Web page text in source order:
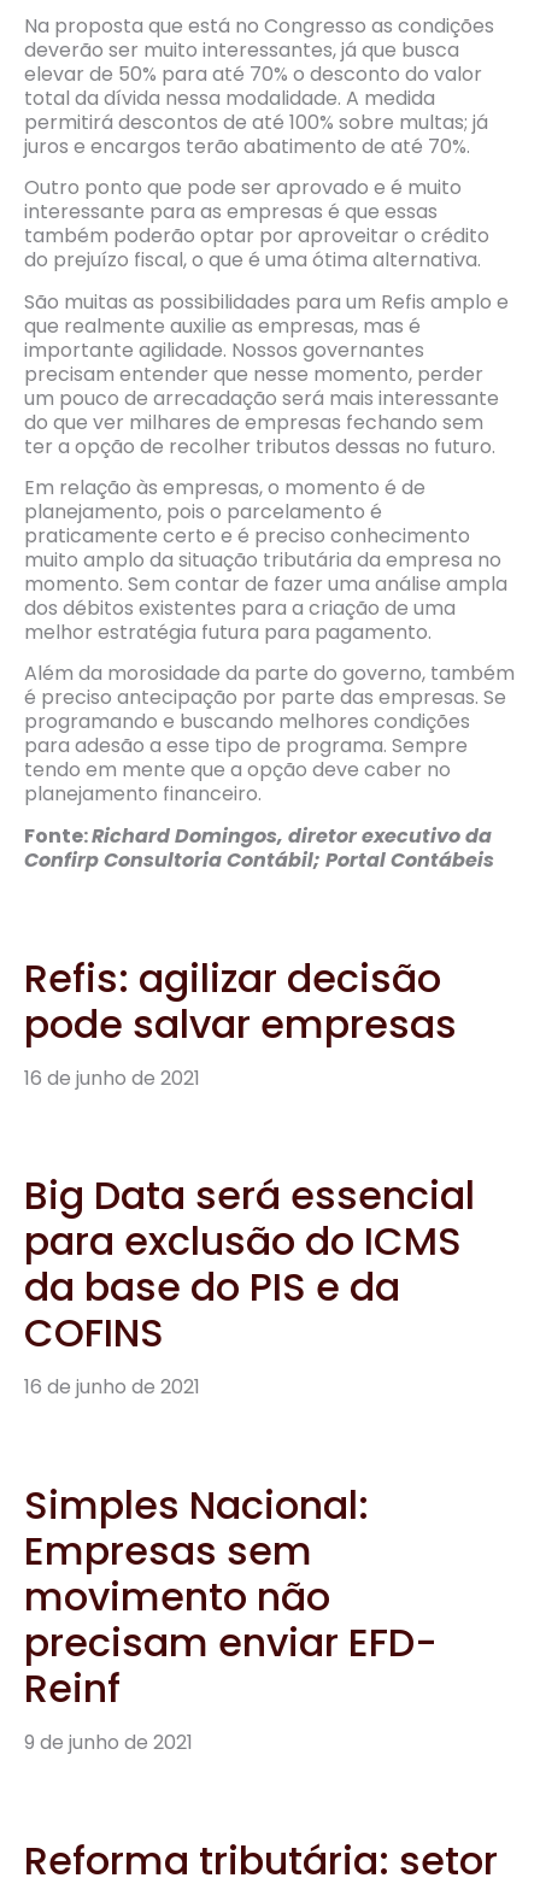
Na proposta que está no Congresso as condições
deverão ser muito interessantes, já que busca
elevar de 50% para até 70% o desconto do valor
total da dívida nessa modalidade. A medida
permitirá descontos de até 100% sobre multas; já
juros e encargos terão abatimento de até 70%.
Outro ponto que pode ser aprovado e é muito
interessante para as empresas é que essas
também poderão optar por aproveitar o crédito
do prejuízo fiscal, o que é uma ótima alternativa.
São muitas as possibilidades para um Refis amplo e
que realmente auxilie as empresas, mas é
importante agilidade. Nossos governantes
precisam entender que nesse momento, perder
um pouco de arrecadação será mais interessante
do que ver milhares de empresas fechando sem
ter a opção de recolher tributos dessas no futuro.
Em relação às empresas, o momento é de
planejamento, pois o parcelamento é
praticamente certo e é preciso conhecimento
muito amplo da situação tributária da empresa no
momento. Sem contar de fazer uma análise ampla
dos débitos existentes para a criação de uma
melhor estratégia futura para pagamento.
Além da morosidade da parte do governo, também
é preciso antecipação por parte das empresas. Se
programando e buscando melhores condições
para adesão a esse tipo de programa. Sempre
tendo em mente que a opção deve caber no
planejamento financeiro.
Fonte:Richard Domingos, diretor executivo da
Confirp Consultoria Contábil; Portal Contábeis
Refis: agilizar decisão
pode salvar empresas
16 de junho de 2021
Big Data será essencial
para exclusão do ICMS
da base do PIS e da
COFINS
16 de junho de 2021
Simples Nacional:
Empresas sem
movimento não
precisam enviar EFD-
Reinf
9 de junho de 2021
Reforma tributária: setor